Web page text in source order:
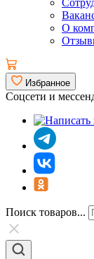
О
Избранное
Соцсети и
Поиск товаров...